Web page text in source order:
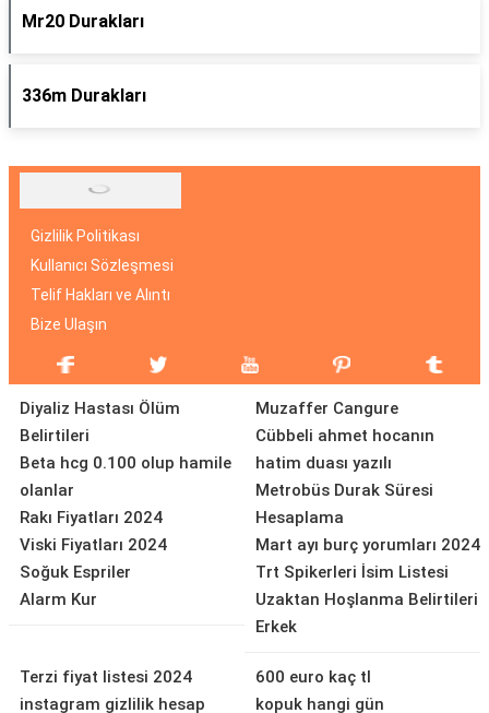
Mr20 Durakları
336m Durakları
Gizlilik Politikası
Kullanıcı Sözleşmesi
Telif Hakları ve Alıntı
Bize Ulaşın
Diyaliz Hastası Ölüm
Belirtileri
Beta hcg 0.100 olup hamile
olanlar
Rakı Fiyatları 2024
Viski Fiyatları 2024
Soğuk Espriler
Alarm Kur
Muzaffer Cangure
Cübbeli ahmet hocanın
hatim duası yazılı
Metrobüs Durak Süresi
Hesaplama
Mart ayı burç yorumları 2024
Trt Spikerleri İsim Listesi
Uzaktan Hoşlanma Belirtileri
Erkek
Terzi fiyat listesi 2024
instagram gizlilik hesap
600 euro kaç tl
kopuk hangi gün